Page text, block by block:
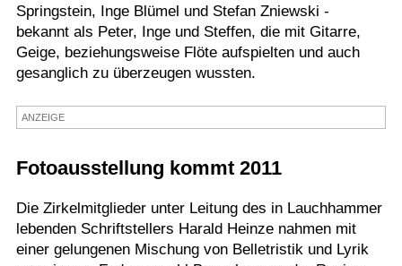
Kultur
Sport
Termine
Kostenlos
Springstein, Inge Blümel und Stefan Zniewski -
bekannt als Peter, Inge und Steffen, die mit Gitarre,
Geige, beziehungsweise Flöte aufspielten und auch
gesanglich zu überzeugen wussten.
ANZEIGE
Fotoausstellung kommt 2011
Die Zirkelmitglieder unter Leitung des in Lauchhammer
lebenden Schriftstellers Harald Heinze nahmen mit
einer gelungenen Mischung von Belletristik und Lyrik